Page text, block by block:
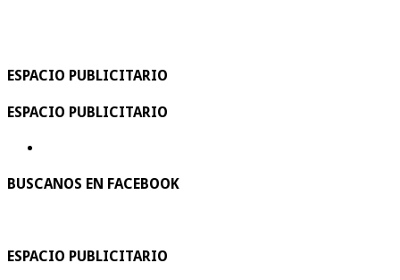
ESPACIO PUBLICITARIO
ESPACIO PUBLICITARIO
BUSCANOS EN FACEBOOK
ESPACIO PUBLICITARIO